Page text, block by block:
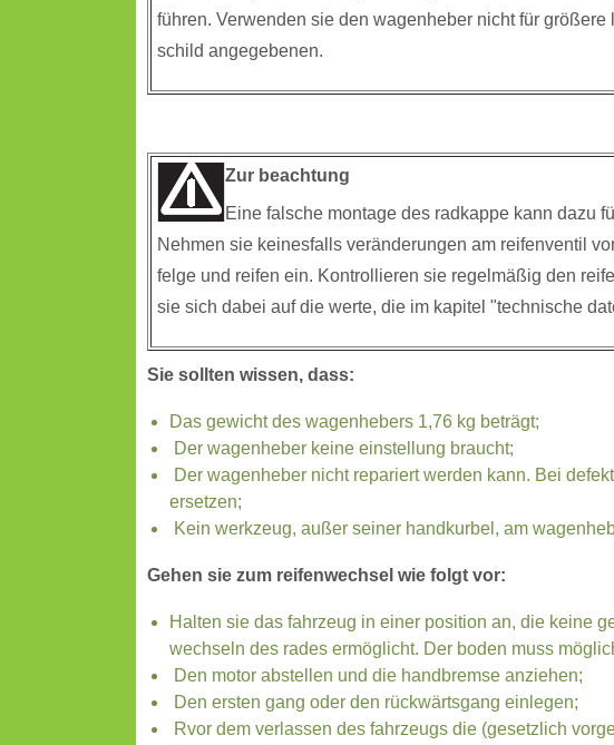
führen. Verwenden sie den wagenheber nicht für
schild angegebenen.
Zur beachtung
Eine falsche montage des radkappe kann dazu
Nehmen sie keinesfalls veränderungen am reifenventil
felge und reifen ein. Kontrollieren sie regelmäßig den
sie sich dabei auf die werte, die im kapitel "technische
Sie sollten wissen, dass:
Das gewicht des wagenhebers 1,76 kg beträgt;
Der wagenheber keine einstellung braucht;
Der wagenheber nicht repariert werden kann. Bei
ersetzen;
Kein werkzeug, außer seiner handkurbel, am
Gehen sie zum reifenwechsel wie folgt vor:
Halten sie das fahrzeug in einer position an, die keine
wechseln des rades ermöglicht. Der boden muss
Den motor abstellen und die handbremse anziehen;
Den ersten gang oder den rückwärtsgang einlegen;
Rvor dem verlassen des fahrzeugs die (gesetzlich